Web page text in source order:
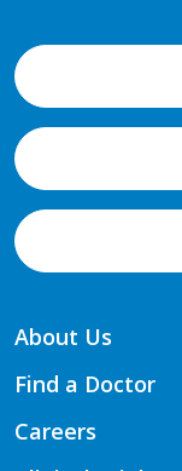
About Us
Find a Doctor
Careers